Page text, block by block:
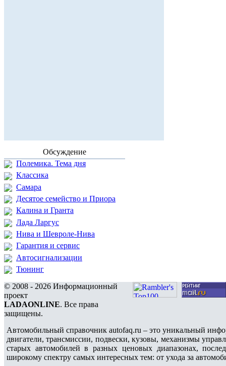
Обсуждение
Полемика. Тема дня
Классика
Самара
Десятое семейство и Приора
Калина и Гранта
Лада Ларгус
Нива и Шевроле-Нива
Гарантия и сервис
Автосигнализации
Тюнинг
© 2008 - 2026 Информационный
проект
LADAONLINE. Все права
защищены.
Автомобильный справочник autofaq.ru – это уникальный
двигатели, трансмиссии, подвески, кузовы, механизмы
старых автомобилей в разных ценовых диапазонах,
широкому спектру самых интересных тем: от ухода за